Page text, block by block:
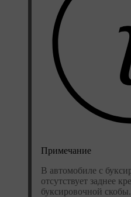
Примечание
В автомобиле с
отсутствует заднее
буксировочной скобы.